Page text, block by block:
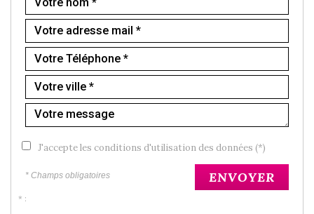
J'accepte les conditions d'utilisation des données (*)
* Champs obligatoires ENVOYER
* :